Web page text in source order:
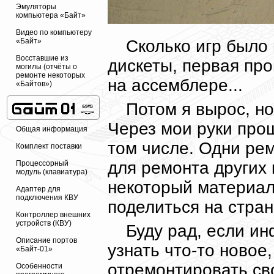
Эмуляторы
компьютера «Байт»
Видео по компьютеру
«Байт»
Восставшие из
могилы (отчёты о
ремонте некоторых
«Байтов»)
Общая информация
Комплект поставки
Процессорный
модуль (клавиатура)
Адаптер для
подключения КВУ
Контроллер внешних
устройств (КВУ)
Описание портов
«Байт-01»
Особенности
Сколько игр
дискеты, первая
на ассемблере...
Потом я вырос,
Через мои руки
том числе. Одни
для ремонта
некоторый
поделиться на
Буду рад, если
узнать что-то
отремонтировать